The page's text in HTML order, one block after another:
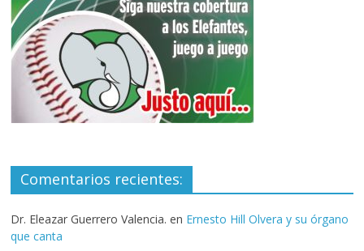
Comentarios recientes:
Dr. Eleazar Guerrero Valencia. en Ernesto Hill Olvera y su órgano
que canta